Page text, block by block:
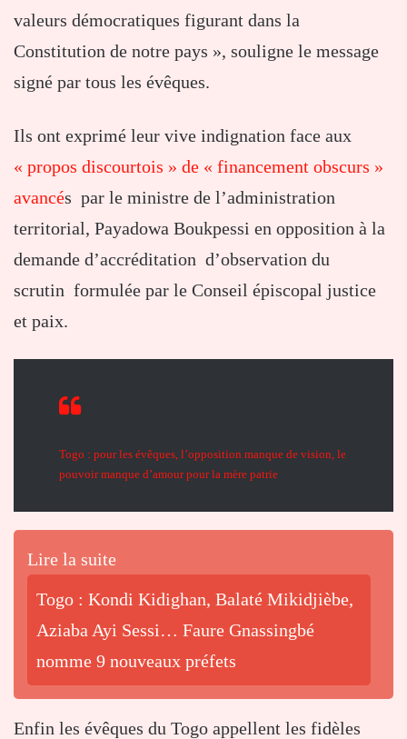
valeurs démocratiques figurant dans la
Constitution de notre pays », souligne le message
signé par tous les évêques.
Ils ont exprimé leur vive indignation face aux
« propos discourtois » de « financement obscurs »
avancés par le ministre de l’administration
territorial, Payadowa Boukpessi en opposition à la
demande d’accréditation d’observation du
scrutin formulée par le Conseil épiscopal justice
et paix.
Togo : pour les évêques, l’opposition manque de vision, le
pouvoir manque d’amour pour la mère patrie
Lire la suite
Togo : Kondi Kidighan, Balaté Mikidjièbe,
Aziaba Ayi Sessi… Faure Gnassingbé
nomme 9 nouveaux préfets
Enfin les évêques du Togo appellent les fidèles